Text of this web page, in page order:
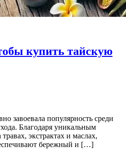
купить тайскую
завоевала популярность среди
Благодаря уникальным
экстрактах и маслах,
бережный и […]